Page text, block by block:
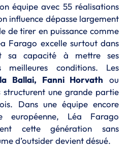
équipe avec 55 réalisations
influence dépasse largement
de tirer en puissance comme
Farago excelle surtout dans
sa capacité à mettre ses
meilleures conditions. Les
Ballai, Fanni Horvath ou
structurent une grande partie
Dans une équipe encore
européenne, Léa Farago
cette génération sans
d’outsider devient désué.